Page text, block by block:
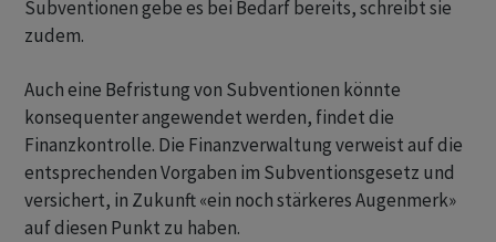
Subventionen gebe es bei Bedarf bereits, schreibt sie
zudem.
Auch eine Befristung von Subventionen könnte
konsequenter angewendet werden, findet die
Finanzkontrolle. Die Finanzverwaltung verweist auf die
entsprechenden Vorgaben im Subventionsgesetz und
versichert, in Zukunft «ein noch stärkeres Augenmerk»
auf diesen Punkt zu haben.